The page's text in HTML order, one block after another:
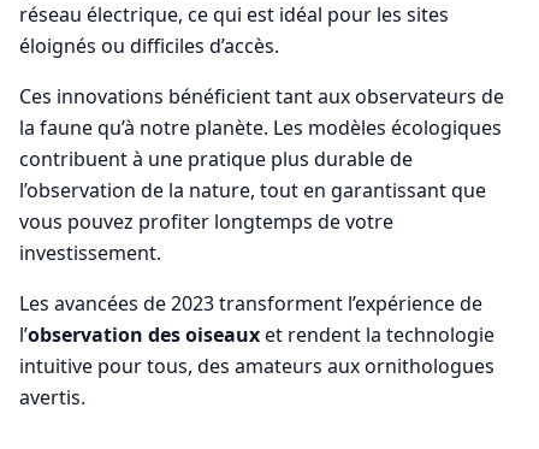
réseau électrique, ce qui est idéal pour les sites
éloignés ou difficiles d’accès.
Ces innovations bénéficient tant aux observateurs de
la faune qu’à notre planète. Les modèles écologiques
contribuent à une pratique plus durable de
l’observation de la nature, tout en garantissant que
vous pouvez profiter longtemps de votre
investissement.
Les avancées de 2023 transforment l’expérience de
l’observation des oiseauxet rendent la technologie
intuitive pour tous, des amateurs aux ornithologues
avertis.